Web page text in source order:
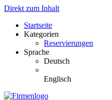
Direkt zum Inhalt
Startseite
Kategorien
Reservierungen
Sprache
Deutsch
Englisch